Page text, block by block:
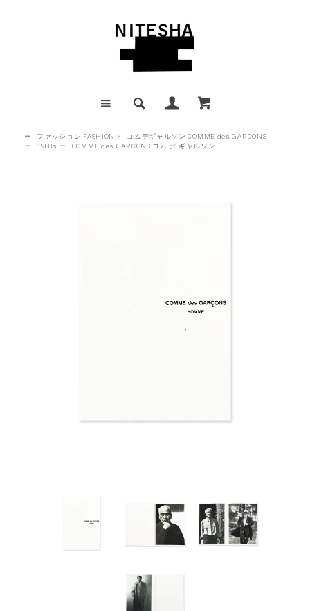
ー ファッション FASHION >
コムデギャルソン COMME des GARCONS
ー
1980s ー COMME des GARCONS コム デ ギャルソン